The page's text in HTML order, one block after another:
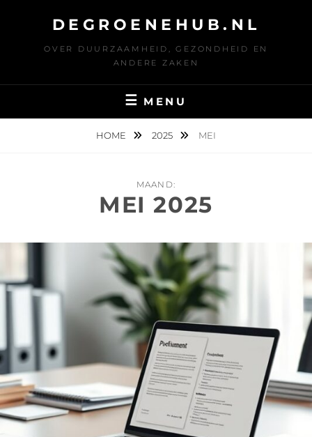
DEGROENEHUB.NL
OVER DUURZAAMHEID, GEZONDHEID EN
ANDERE ZAKEN
MENU
HOME 2025 MEI
MAAND:
MEI 2025